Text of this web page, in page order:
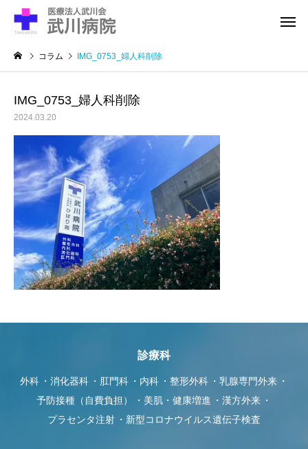
コラム IMG_0753_婦人科削除
IMG_0753_婦人科削除
2024.03.20
診療科
外科 消化器科 肛門科 内科 整形外科
乳腺専門外来
予防接種（自費負担）
美肌・健康増進
漢方外来
プラセンタ注射
新型コロナウイルス遺伝子検査